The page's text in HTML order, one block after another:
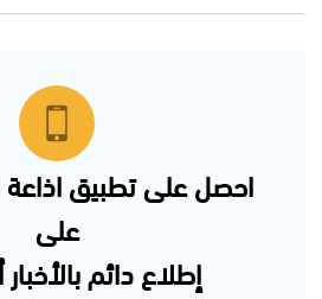
احصل على تطبيق
على
إطلاع دائم